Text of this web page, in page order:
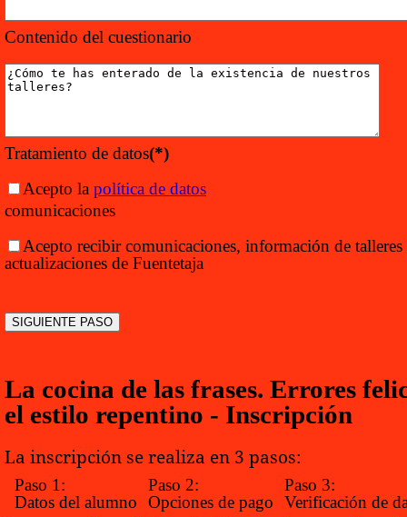
Contenido del cuestionario
Tratamiento de datos(*)
Acepto la política de datos
comunicaciones
Acepto recibir comunicaciones, información de
actualizaciones de Fuentetaja
La cocina de las frases. Errores
el estilo repentino - Inscripción
La inscripción se realiza en 3 pasos:
Paso 1:
Datos del alumno
Paso 2:
Opciones de pago
Paso 3:
Verificación de